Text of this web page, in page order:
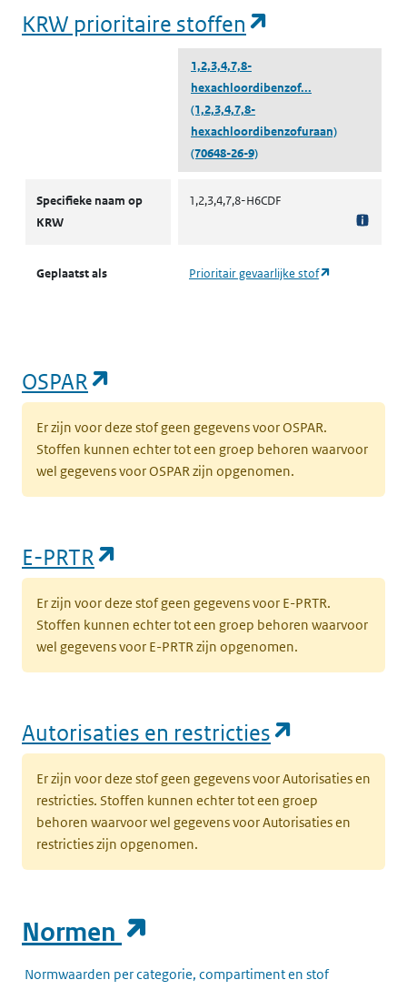
KRW prioritaire stoffen
1,2,3,4,7,8-
hexachloordibenzof...
(1,2,3,4,7,8-
hexachloordibenzofuraan)
(70648-26-9)
Specifieke naam op
KRW
1,2,3,4,7,8-H6CDF
Geplaatst als Prioritair gevaarlijke stof
OSPAR
Er zijn voor deze stof geen gegevens voor OSPAR.
Stoffen kunnen echter tot een groep behoren waarvoor
wel gegevens voor OSPAR zijn opgenomen.
E-PRTR
Er zijn voor deze stof geen gegevens voor E-PRTR.
Stoffen kunnen echter tot een groep behoren waarvoor
wel gegevens voor E-PRTR zijn opgenomen.
Autorisaties en restricties
Er zijn voor deze stof geen gegevens voor Autorisaties en
restricties. Stoffen kunnen echter tot een groep
behoren waarvoor wel gegevens voor Autorisaties en
restricties zijn opgenomen.
Normen
Normwaarden per categorie, compartiment en stof